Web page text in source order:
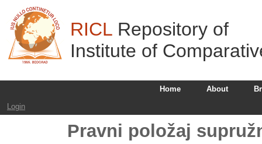
RICL Repository of
Institute of
Home About
Login
Pravni položaj